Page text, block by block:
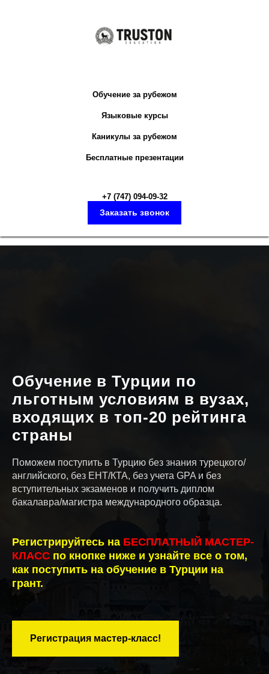
Обучение за рубежом
Языковые курсы
Каникулы за рубежом
Бесплатные презентации
+7 (747) 094-09-32
Заказать звонок
Обучение в Турции по
льготным условиям в вузах,
входящих в топ-20 рейтинга
страны
Поможем поступить в Турцию без знания турецкого/
английского, без ЕНТ/КТА, без учета GPA и без
вступительных экзаменов и получить диплом
бакалавра/магистра международного образца.
Регистрируйтесь на БЕСПЛАТНЫЙ МАСТЕР-
КЛАСС по кнопке ниже и узнайте все о том,
как поступить на обучение в Турции на
грант.
Регистрация мастер-класс!